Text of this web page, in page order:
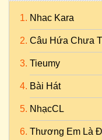
Nhac Kara
Câu Hứa Chưa
Tieumy
Bài Hát
NhạcCL
Thương Em Là